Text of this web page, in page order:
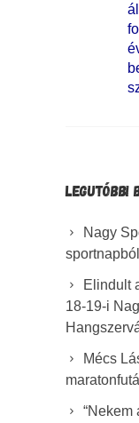
LEGUTÓBBI
Nagy
Elindult
18-19-i
Mécs
“Nekem